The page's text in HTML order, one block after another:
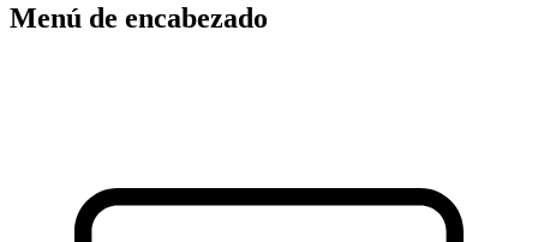
Menú de encabezado